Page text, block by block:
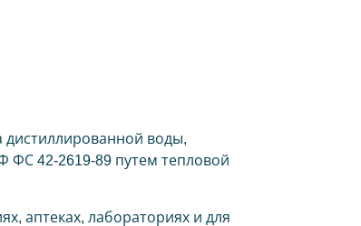
дистиллированной воды,
ФС 42-2619-89 путем тепловой
аптеках, лабораториях и для